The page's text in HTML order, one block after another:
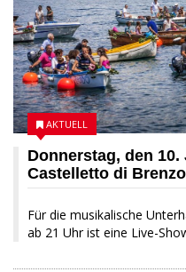
Donnerstag, den
Castelletto di
Für die musikalische
ab 21 Uhr ist eine Live-
AKTUELL